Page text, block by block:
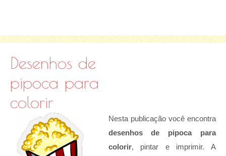
Desenhos de
pipoca para
colorir
Nesta publicação você encontra
desenhos de pipoca para
colorir, pintar e imprimir. A